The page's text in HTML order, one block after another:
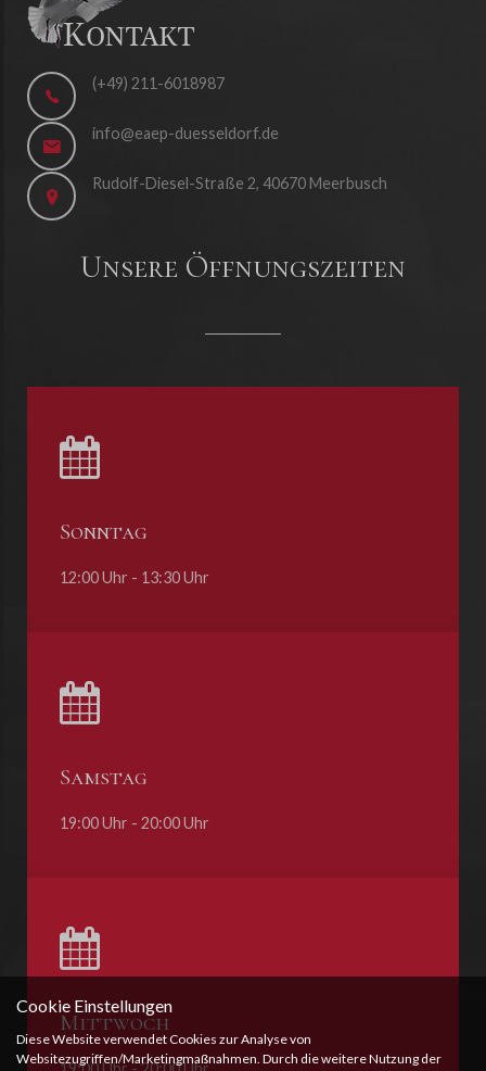
Cookie Einstellungen
Diese Website verwendet Cookies zur Analyse von
Websitezugriffen/Marketingmaßnahmen. Durch die weitere Nutzung der
(+49) 211-6018987
info@eaep-duesseldorf.de
Rudolf-Diesel-Straße 2, 40670 Meerbusch
Unsere Öffnungszeiten
Sonntag
12:00 Uhr - 13:30 Uhr
Samstag
19:00 Uhr - 20:00 Uhr
Mittwoch